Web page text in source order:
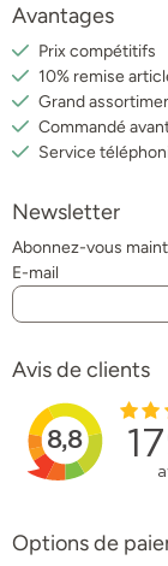
Avantages
Prix compétitifs
10% remise
Grand
Commandé
Service
Newsletter
Abonnez-vous
E-mail
Avis de clients
Options de